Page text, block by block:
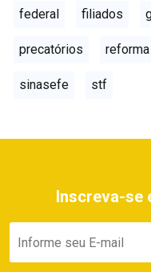
federal filiados
precatórios reforma
sinasefe stf
Inscreva-se